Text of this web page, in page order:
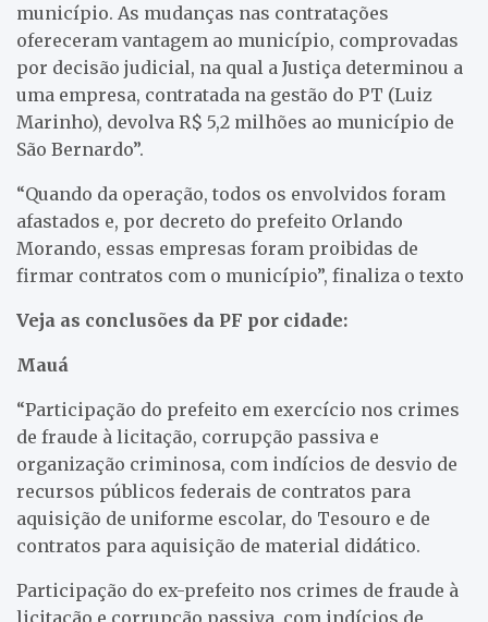
município. As mudanças nas contratações
ofereceram vantagem ao município, comprovadas
por decisão judicial, na qual a Justiça determinou a
uma empresa, contratada na gestão do PT (Luiz
Marinho), devolva R$ 5,2 milhões ao município de
São Bernardo”.
“Quando da operação, todos os envolvidos foram
afastados e, por decreto do prefeito Orlando
Morando, essas empresas foram proibidas de
firmar contratos com o município”, finaliza o texto
Veja as conclusões da PF por cidade:
Mauá
“Participação do prefeito em exercício nos crimes
de fraude à licitação, corrupção passiva e
organização criminosa, com indícios de desvio de
recursos públicos federais de contratos para
aquisição de uniforme escolar, do Tesouro e de
contratos para aquisição de material didático.
Participação do ex-prefeito nos crimes de fraude à
licitação e corrupção passiva, com indícios de